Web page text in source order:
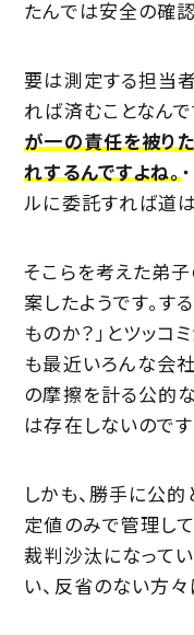
たんでは安全の確
要は測定する担当
れば済むことなんで
が一の責任を被り
れするんですよね。
ルに委託すれば道は
そこらを考えた弟
案したようです。す
ものか？」とツッコ
も最近いろんな会
の摩擦を計る公的
は存在しないのですが
しかも、勝手に公
定値のみで管理し
裁判沙汰になってい
い、反省のない方々